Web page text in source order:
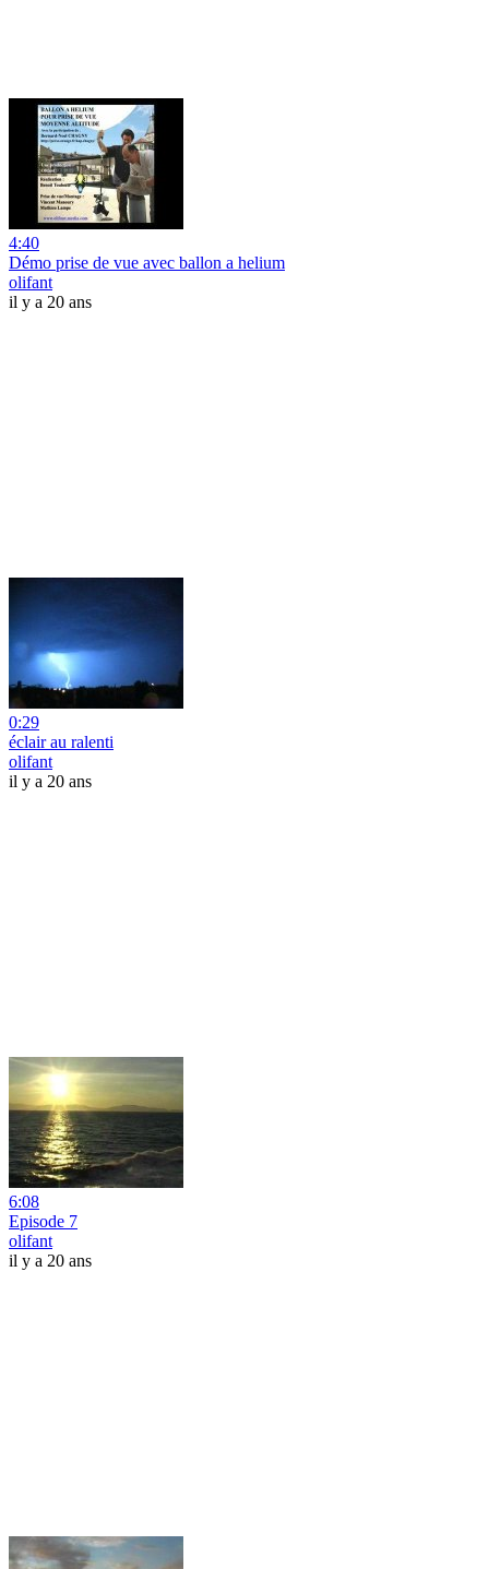
4:40
Démo prise de vue avec ballon a helium
olifant
il y a 20 ans
0:29
éclair au ralenti
olifant
il y a 20 ans
6:08
Episode 7
olifant
il y a 20 ans